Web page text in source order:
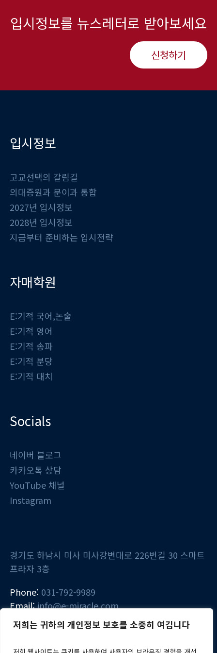
저희는 귀하의 개인정보 보호를 소중히 여깁니다
입시정보를 뉴스레터로 받아보세요
신청하기
입시정보
고교선택의 갈림길
의대증원과 문이과 통합
2027년 입시정보
2028년 입시정보
지금부터 준비하는 입시전략
자매학원
E:기적 국어,논술
E:기적 영어
E:기적 송파
E:기적 분당
E:기적 대치
Socials
네이버 블로그
카카오톡 상담
YouTube 채널
Instagram
경기도 하남시 미사 미사강변대로 226번길 30 스마트
프라자 3층
Phone: 031-792-9989
Email:info@e-miracle.com